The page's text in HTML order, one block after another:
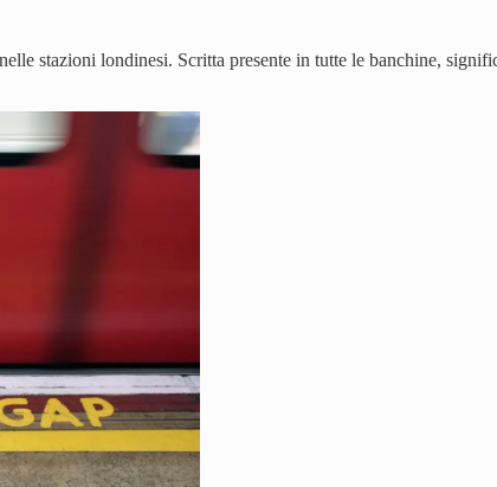
stazioni londinesi. Scritta presente in tutte le banchine,